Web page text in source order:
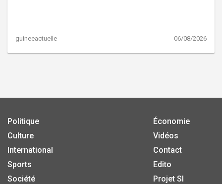
guineeactuelle 06/08/2026
Politique
Culture
International
Sports
Société
Économie
Vidéos
Contact
Edito
Projet SI